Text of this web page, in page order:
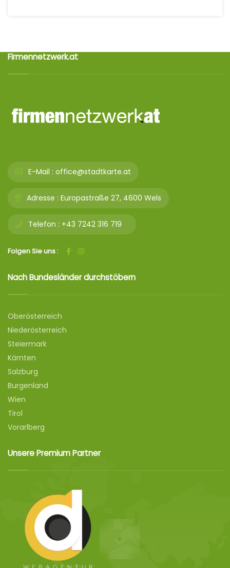
Firmennetzwerk.at
E-Mail : office@stadtkarte.at
Adresse : Europastraße 27, 4600 Wels
Telefon : +43 7242 316 719
Folgen Sie uns :
Nach Bundesländer durchstöbern
Oberösterreich
Niederösterreich
Steiermark
Kärnten
Salzburg
Burgenland
Wien
Tirol
Vorarlberg
Unsere Premium Partner